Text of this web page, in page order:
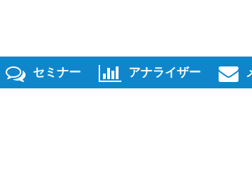
セミナー アナライザー